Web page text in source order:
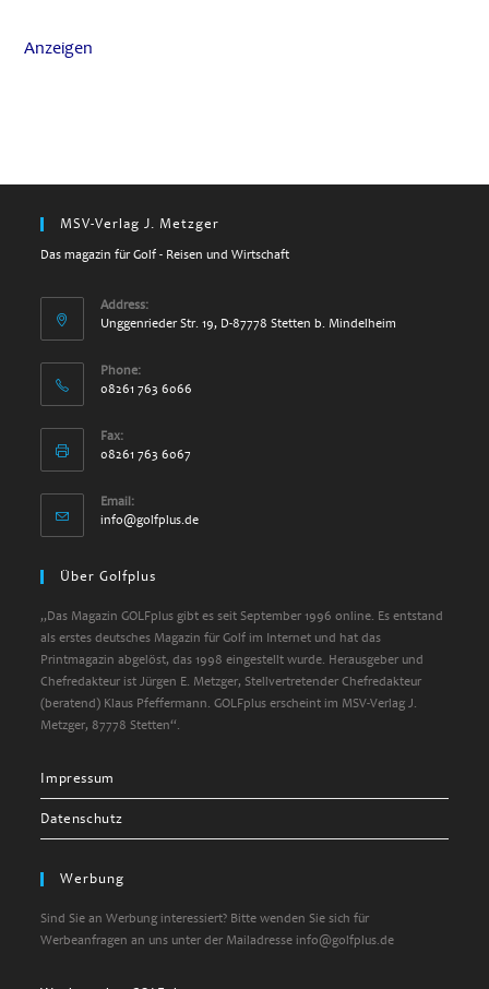
Anzeigen
MSV-Verlag J. Metzger
Das magazin für Golf - Reisen und Wirtschaft
Address:
Unggenrieder Str. 19, D-87778 Stetten b. Mindelheim
Phone:
08261 763 6066
Fax:
08261 763 6067
Email:
info@golfplus.de
Über Golfplus
„Das Magazin GOLFplus gibt es seit September 1996 online. Es entstand
als erstes deutsches Magazin für Golf im Internet und hat das
Printmagazin abgelöst, das 1998 eingestellt wurde. Herausgeber und
Chefredakteur ist Jürgen E. Metzger, Stellvertretender Chefredakteur
(beratend) Klaus Pfeffermann. GOLFplus erscheint im MSV-Verlag J.
Metzger, 87778 Stetten“.
Impressum
Datenschutz
Werbung
Sind Sie an Werbung interessiert? Bitte wenden Sie sich für
Werbeanfragen an uns unter der Mailadresse info@golfplus.de